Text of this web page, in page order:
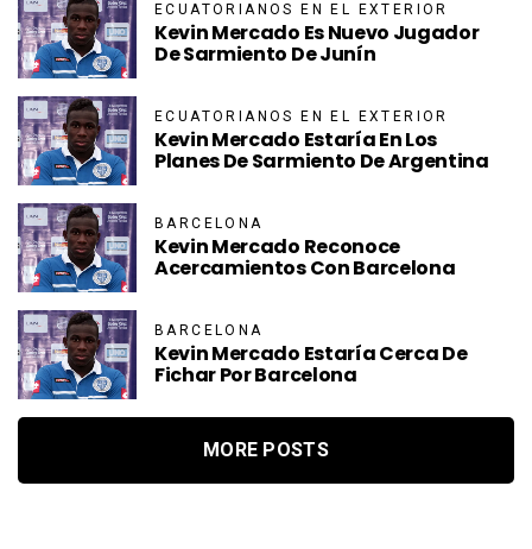
ECUATORIANOS EN EL EXTERIOR
Kevin Mercado Es Nuevo Jugador
De Sarmiento De Junín
ECUATORIANOS EN EL EXTERIOR
Kevin Mercado Estaría En Los
Planes De Sarmiento De Argentina
BARCELONA
Kevin Mercado Reconoce
Acercamientos Con Barcelona
BARCELONA
Kevin Mercado Estaría Cerca De
Fichar Por Barcelona
MORE POSTS